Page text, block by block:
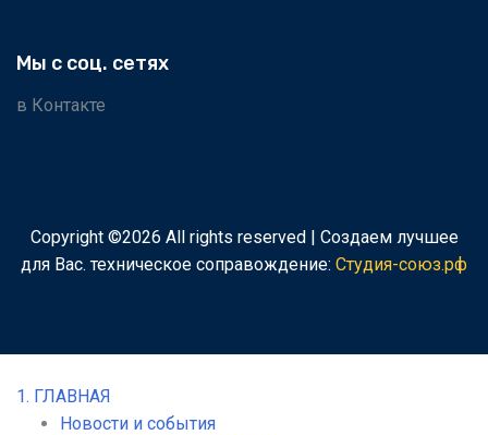
Мы с соц. сетях
в Контакте
Copyright ©2026 All rights reserved | Создаем лучшее
для Вас.техническое соправождение: Студия-союз.рф
1. ГЛАВНАЯ
Новости и события